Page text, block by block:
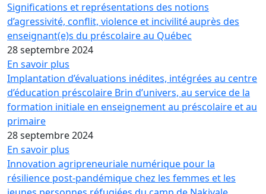
Significations et représentations des notions
d’agressivité, conflit, violence et incivilité auprès des
enseignant(e)s du préscolaire au Québec
28 septembre 2024
En savoir plus
Implantation d’évaluations inédites, intégrées au centre
d’éducation préscolaire Brin d’univers, au service de la
formation initiale en enseignement au préscolaire et au
primaire
28 septembre 2024
En savoir plus
Innovation agripreneuriale numérique pour la
résilience post-pandémique chez les femmes et les